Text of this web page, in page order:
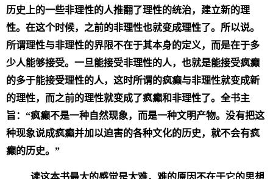
历史上的一些非理性的人推翻了理性的统治，建立新的理
性。在这个时候，之前的非理性也就变成理性了。所以说。
所谓理性与非理性的界限不在于其本身的定义，而是在于多
少人能够接受。一旦能接受非理性的人，也就是能接受疯癫
的多于能接受理性的人，这时所谓的疯癫与非理性就变成新
的理性，而之前的理性就变成了疯癫和非理性了。全书主
旨：“疯癫不是一种自然现象，而是一种文明产物。没有把这
种现象说成疯癫并加以迫害的各种文化的历史，就不会有疯
癫的历史。”
读这本书最大的感觉是太难，难的原因不在于它的思想